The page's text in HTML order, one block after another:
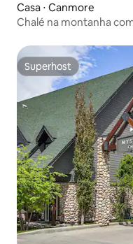
Casa ⋅ Canmore
Chalé na montanha
Superhost
Superhost